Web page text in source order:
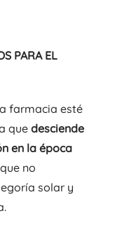
PARA EL
farmacia esté
quedesciende
en la época
no
solar y